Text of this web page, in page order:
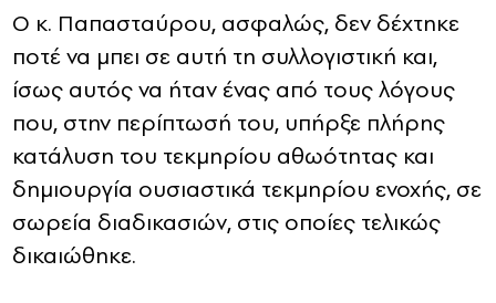
Ο κ. Παπασταύρου, ασφαλώς, δεν δέχτηκε
ποτέ να μπει σε αυτή τη συλλογιστική και,
ίσως αυτός να ήταν ένας από τους λόγους
που, στην περίπτωσή του, υπήρξε πλήρης
κατάλυση του τεκμηρίου αθωότητας και
δημιουργία ουσιαστικά τεκμηρίου ενοχής, σε
σωρεία διαδικασιών, στις οποίες τελικώς
δικαιώθηκε.